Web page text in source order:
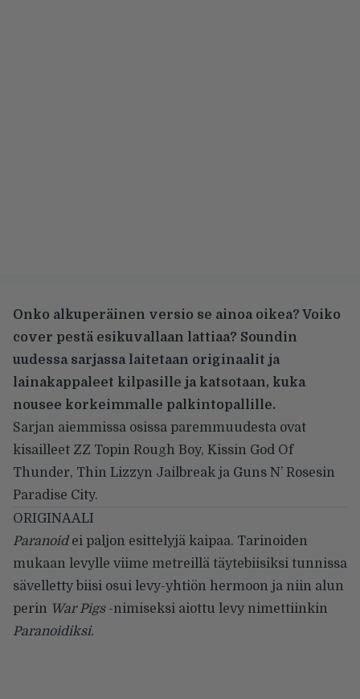
Onko alkuperäinen versio se ainoa oikea? Voiko
cover pestä esikuvallaan lattiaa? Soundin
uudessa sarjassa laitetaan originaalit ja
lainakappaleet kilpasille ja katsotaan, kuka
nousee korkeimmalle palkintopallille.
Sarjan aiemmissa osissa paremmuudesta ovat
kisailleet ZZ Topin Rough Boy, Kissin God Of
Thunder, Thin Lizzyn Jailbreak ja Guns N’ Rosesin
Paradise City.
ORIGINAALI
Paranoidei paljon esittelyjä kaipaa. Tarinoiden
mukaan levylle viime metreillä täytebiisiksi tunnissa
sävelletty biisi osui levy-yhtiön hermoon ja niin alun
perin War Pigs-nimiseksi aiottu levy nimettiinkin
Paranoidiksi.